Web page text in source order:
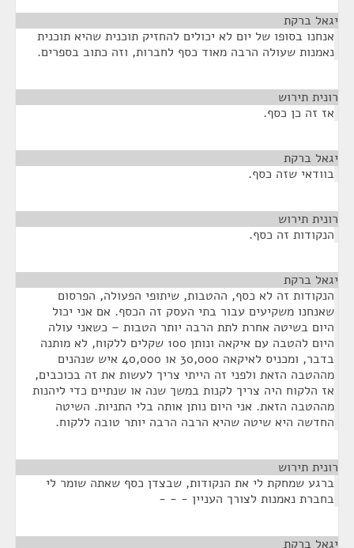
יגאל ברקת
אנחנו בסופו של יום לא יכולים להחזיק תוכנית שהיא תוכנית
נאמנות שעולה הרבה מאוד כסף לחברות, וזה כתוב בספרים.
רונית תירוש
אז זה כן כסף.
יגאל ברקת
בוודאי שזה כסף.
רונית תירוש
הנקודות זה כסף.
יגאל ברקת
הנקודות זה לא כסף, ההטבות, שיתופי הפעולה, הפרסום
שאנחנו משקיעים עבור בתי העסק זה הכסף. אם אני יכול
היום בשיטה אחרת לתת הרבה יותר הטבות – כשאני עולה
היום להטבה עם איקאה ונותן 100 שקלים ללקוח, לא מותנה
בדבר, ומכניס לאיקאה 30,000 או 40,000 איש שנהנים
מההטבה הזאת ולפני זה הייתי צריך לעשות את זה בכוכבים,
אז הלקוח היה צריך לקנות במשך שנה או שנתיים כדי ליהנות
מההטבה הזאת. אני היום נותן אותה בלי התניות. השיטה
החדשה היא שיטה שהיא הרבה הרבה יותר טובה ללקוח.
רונית תירוש
ברגע שמחקת לי את הנקודות, שבצדן כסף שאתה שומר לי
בחברת נאמנות לצורך העניין - - -
יגאל ברקת